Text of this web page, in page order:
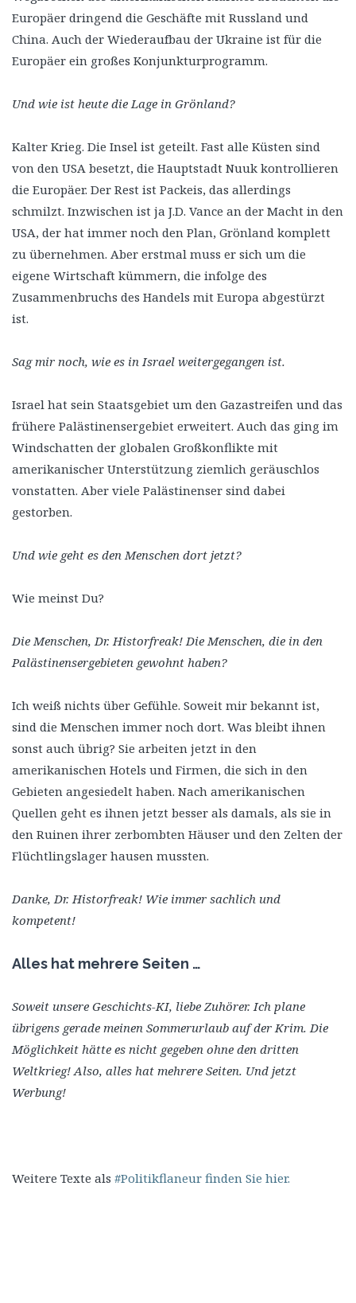
Europäer dringend die Geschäfte mit Russland und
China. Auch der Wiederaufbau der Ukraine ist für die
Europäer ein großes Konjunkturprogramm.
Und wie ist heute die Lage in Grönland?
Kalter Krieg. Die Insel ist geteilt. Fast alle Küsten sind
von den USA besetzt, die Hauptstadt Nuuk kontrollieren
die Europäer. Der Rest ist Packeis, das allerdings
schmilzt. Inzwischen ist ja J.D. Vance an der Macht in den
USA, der hat immer noch den Plan, Grönland komplett
zu übernehmen. Aber erstmal muss er sich um die
eigene Wirtschaft kümmern, die infolge des
Zusammenbruchs des Handels mit Europa abgestürzt
ist.
Sag mir noch, wie es in Israel weitergegangen ist.
Israel hat sein Staatsgebiet um den Gazastreifen und das
frühere Palästinensergebiet erweitert. Auch das ging im
Windschatten der globalen Großkonflikte mit
amerikanischer Unterstützung ziemlich geräuschlos
vonstatten. Aber viele Palästinenser sind dabei
gestorben.
Und wie geht es den Menschen dort jetzt?
Wie meinst Du?
Die Menschen, Dr. Historfreak! Die Menschen, die in den
Palästinensergebieten gewohnt haben?
Ich weiß nichts über Gefühle. Soweit mir bekannt ist,
sind die Menschen immer noch dort. Was bleibt ihnen
sonst auch übrig? Sie arbeiten jetzt in den
amerikanischen Hotels und Firmen, die sich in den
Gebieten angesiedelt haben. Nach amerikanischen
Quellen geht es ihnen jetzt besser als damals, als sie in
den Ruinen ihrer zerbombten Häuser und den Zelten der
Flüchtlingslager hausen mussten.
Danke, Dr. Historfreak! Wie immer sachlich und
kompetent!
Alles hat mehrere Seiten …
Soweit unsere Geschichts-KI, liebe Zuhörer. Ich plane
übrigens gerade meinen Sommerurlaub auf der Krim. Die
Möglichkeit hätte es nicht gegeben ohne den dritten
Weltkrieg! Also, alles hat mehrere Seiten. Und jetzt
Werbung!
Weitere Texte als #Politikflaneur finden Sie hier.